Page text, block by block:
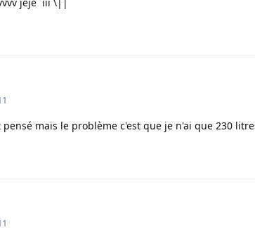
mais le problème c'est que je n'ai que 230